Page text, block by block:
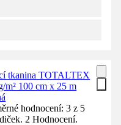
tkanina TOTALTEX
m² 100 cm x 25 m
hodnocení: 3 z 5
2 Hodnocení.